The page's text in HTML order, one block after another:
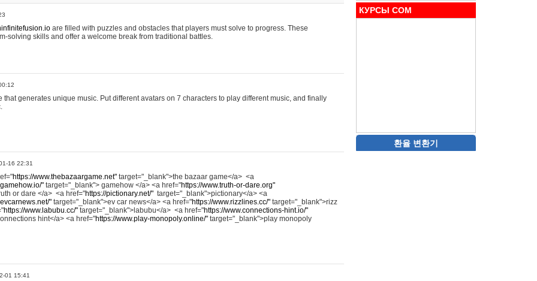
are filled with puzzles and obstacles that players must solve to progress. These
solving skills and offer a welcome break from traditional battles.
that generates unique music. Put different avatars on 7 characters to play different music, and finally
16 22:31
https://www.thebazaargame.net" target="_blank">the bazaar game</a> <a
" target="_blank"> gamehow </a> <a href="https://www.truth-or-dare.org"
or dare </a> <a href="https://pictionary.net/" target="_blank">pictionary</a> <a
" target="_blank">ev car news</a> <a href="https://www.rizzlines.cc/" target="_blank">rizz
https://www.labubu.cc/" target="_blank">labubu</a> <a href="https://www.connections-hint.io/"
hint</a> <a href="https://www.play-monopoly.online/" target="_blank">play monopoly
01 15:41
КУРСЫ COM
환율 변환기